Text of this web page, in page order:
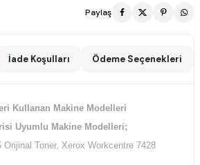
Paylaş
İade Koşulları Ödeme Seçenekleri
Kullanan Makine Modelleri
Uyumlu Makine Modelleri;
Toner, Xerox Workcentre 7428